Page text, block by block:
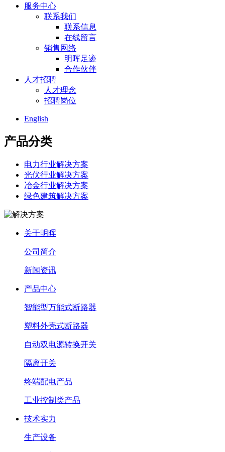
服务中心
联系我们
联系信息
在线留言
销售网络
明晖足迹
合作伙伴
人才招聘
人才理念
招聘岗位
English
产品分类
电力行业解决方案
光伏行业解决方案
冶金行业解决方案
绿色建筑解决方案
关于明晖
公司简介
新闻资讯
产品中心
智能型万能式断路器
塑料外壳式断路器
自动双电源转换开关
隔离开关
终端配电产品
工业控制类产品
技术实力
生产设备